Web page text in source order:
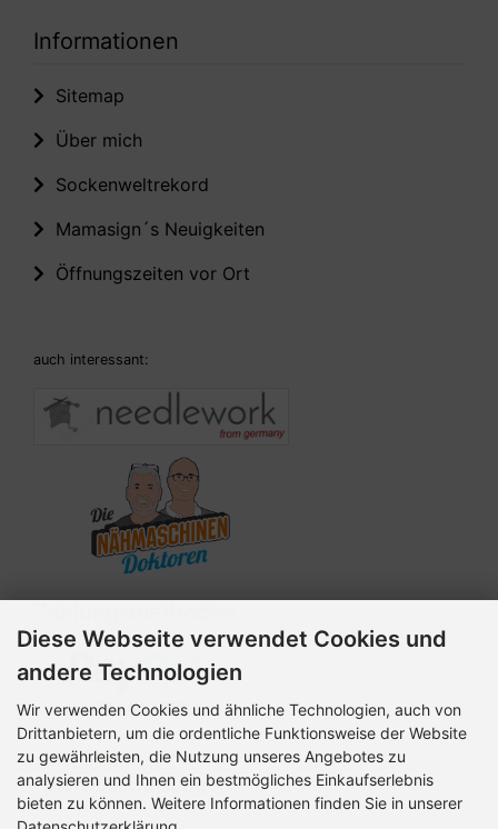
Informationen
Sitemap
Über mich
Sockenweltrekord
Mamasign´s Neuigkeiten
Öffnungszeiten vor Ort
auch interessant:
Diese Webseite verwendet Cookies und
andere Technologien
Wir verwenden Cookies und ähnliche Technologien, auch von
Drittanbietern, um die ordentliche Funktionsweise der Website
zu gewährleisten, die Nutzung unseres Angebotes zu
analysieren und Ihnen ein bestmögliches Einkaufserlebnis
bieten zu können. Weitere Informationen finden Sie in unserer